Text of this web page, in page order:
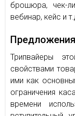
брошюра, чек-
вебинар, кейс и
Трипвайеры
свойствами
ими как
ограничения
времени